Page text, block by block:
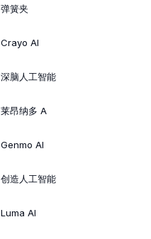
弹簧夹
Crayo AI
深脑人工智能
莱昂纳多 A
Genmo AI
创造人工智能
Luma AI